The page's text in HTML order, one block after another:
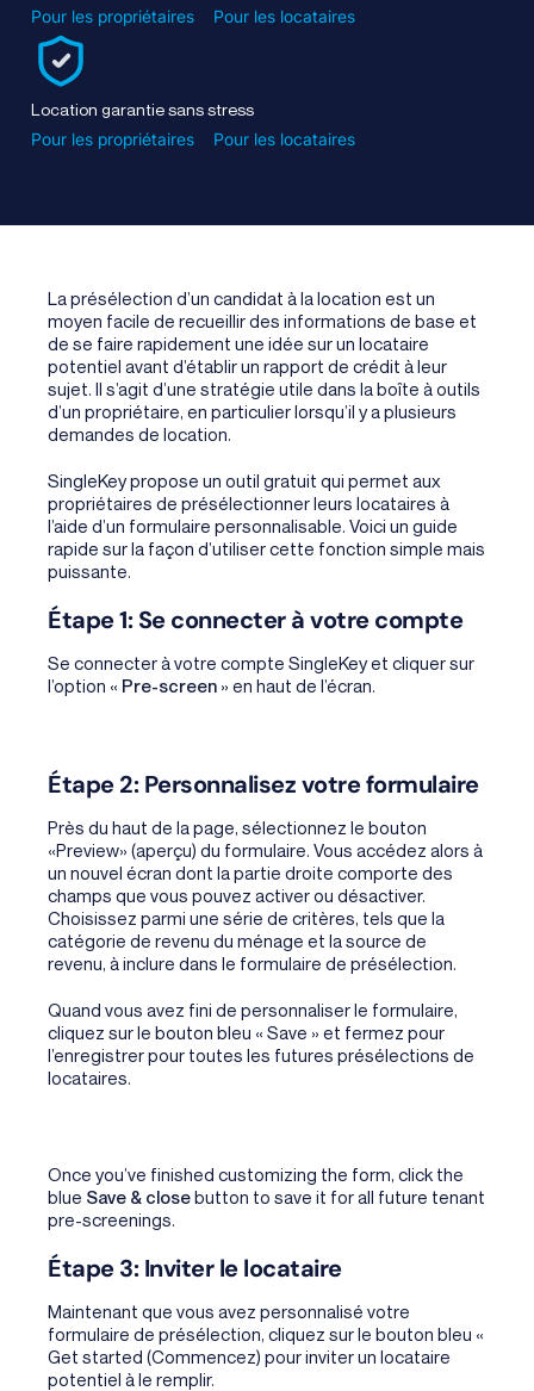
Pour les propriétaires
Pour les locataires
Location garantie sans stress
Pour les propriétaires
Pour les locataires
La présélection d’un candidat à la location est un
moyen facile de recueillir des informations de base et
de se faire rapidement une idée sur un locataire
potentiel avant d’établir un rapport de crédit à leur
sujet. Il s’agit d’une stratégie utile dans la boîte à outils
d’un propriétaire, en particulier lorsqu’il y a plusieurs
demandes de location.
SingleKey propose un outil gratuit qui permet aux
propriétaires de présélectionner leurs locataires à
l’aide d’un formulaire personnalisable. Voici un guide
rapide sur la façon d’utiliser cette fonction simple mais
puissante.
Étape 1: Se connecter à votre compte
Se connecter à votre compte SingleKey et cliquer sur
l’option « Pre-screen » en haut de l’écran.
Étape 2: Personnalisez votre formulaire
Près du haut de la page, sélectionnez le bouton
«Preview» (aperçu) du formulaire. Vous accédez alors à
un nouvel écran dont la partie droite comporte des
champs que vous pouvez activer ou désactiver.
Choisissez parmi une série de critères, tels que la
catégorie de revenu du ménage et la source de
revenu, à inclure dans le formulaire de présélection.
Quand vous avez fini de personnaliser le formulaire,
cliquez sur le bouton bleu « Save » et fermez pour
l’enregistrer pour toutes les futures présélections de
locataires.
Once you’ve finished customizing the form, click the
blue Save & closebutton to save it for all future tenant
pre-screenings.
Étape 3: Inviter le locataire
Maintenant que vous avez personnalisé votre
formulaire de présélection, cliquez sur le bouton bleu «
Get started (Commencez) pour inviter un locataire
potentiel à le remplir.